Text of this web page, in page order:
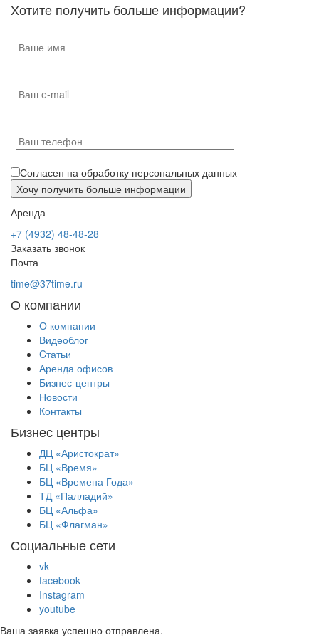
Хотите получить больше информации?
Согласен на обработку персональных данных
Аренда
+7 (4932) 48-48-28
Заказать звонок
Почта
time@37time.ru
О компании
О компании
Видеоблог
Cтатьи
Аренда офисов
Бизнес-центры
Новости
Контакты
Бизнес центры
ДЦ «Аристократ»
БЦ «Время»
БЦ «Времена Года»
ТД «Палладий»
БЦ «Альфа»
БЦ «Флагман»
Социальные сети
vk
facebook
Instagram
youtube
Ваша заявка успешно отправлена.